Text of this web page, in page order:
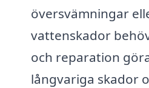
översvämningar
vattenskador
och reparation
långvariga skador